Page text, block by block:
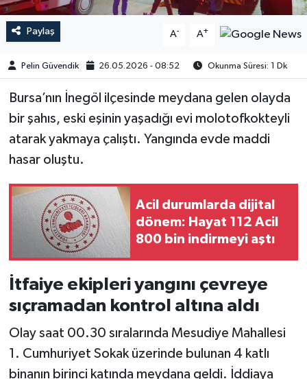
Paylaş A- A+
Pelin Güvendik 26.05.2026 - 08:52 Okunma Süresi: 1 Dk
Bursa’nın İnegöl ilçesinde meydana gelen olayda
bir şahıs, eski eşinin yaşadığı evi molotofkokteyli
atarak yakmaya çalıştı. Yangında evde maddi
hasar oluştu.
Acil durumlarda dijital
dönem: Hayat 112 Acil
800 bin indirmeyi aştı
İtfaiye ekipleri yangını çevreye
sıçramadan kontrol altına aldı
Olay saat 00.30 sıralarında Mesudiye Mahallesi
1. Cumhuriyet Sokak üzerinde bulunan 4 katlı
binanın birinci katında meydana geldi. İddiaya